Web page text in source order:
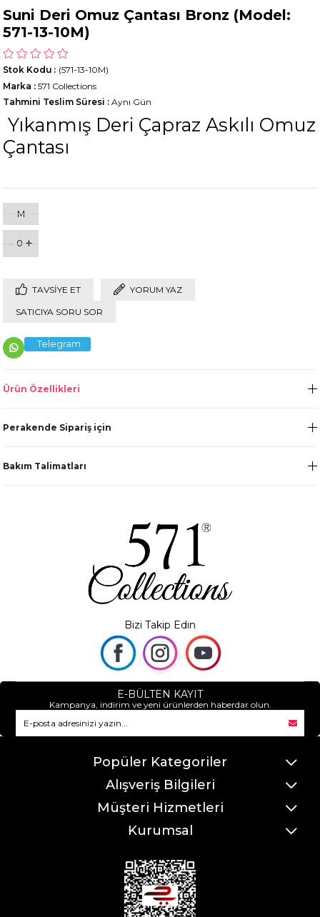
Suni Deri Omuz Çantası Bronz (Model:
571-13-10M)
(571-13-10M)
Stok Kodu
Marka : 571 Collections
Tahmini Teslim Süresi : Aynı Gün
Yıkanmış Deri Çapraz Askılı Omuz
Çantası
M
- 0 +
TAVSIYE ET YORUM YAZ
SATICIYA SORU SOR
Telegram
Ürün Özellikleri
Perakende Sipariş için
Bakım Talimatları
Bizi Takip Edin
E-BÜLTEN KAYIT
Kampanya, indirim ve yeni ürünlerden haberdar olun.
Popüler Kategoriler
Alışveriş Bilgileri
Müşteri Hizmetleri
Kurumsal